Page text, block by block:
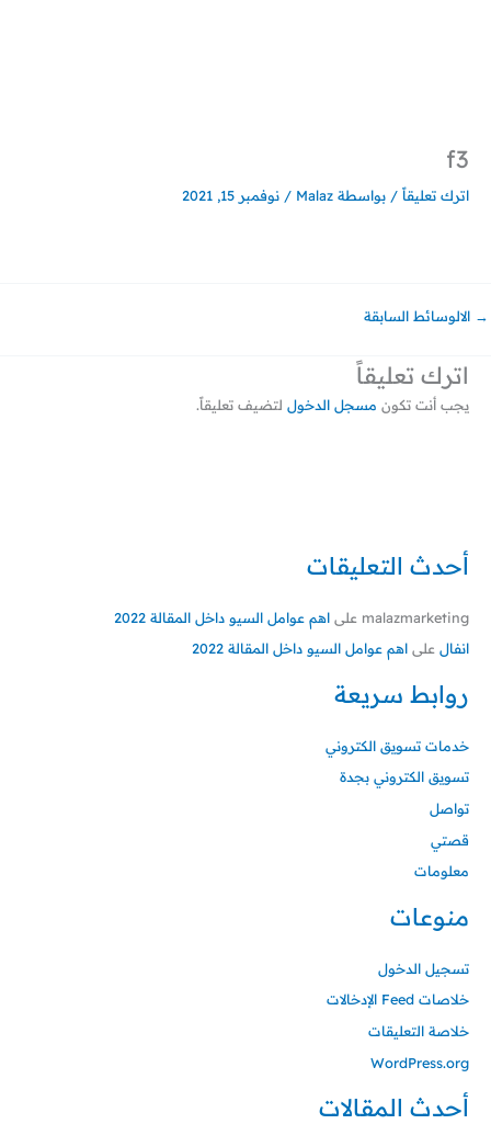
أحدث التعليقات
malazmarketing على اهم عوامل السيو داخل المقالة 2022
انفال على اهم عوامل السيو داخل المقالة 2022
روابط سريعة
خدمات تسويق الكتروني
تسويق الكتروني بجدة
تواصل
قصتي
معلومات
منوعات
تسجيل الدخول
خلاصات Feed الإدخالات
خلاصة التعليقات
WordPress.org
أحدث المقالات
f3
اترك تعليقاً / بواسطة Malaz
/ نوفمبر 15, 2021
→ الالوسائط السابقة
اترك تعليقاً
يجب أنت تكون مسجل الدخول لتضيف تعليقاً.